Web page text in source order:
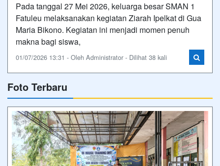
Pada tanggal 27 Mei 2026, keluarga besar SMAN 1
Fatuleu melaksanakan kegiatan Ziarah Ipelkat di Gua
Maria Bikono. Kegiatan ini menjadi momen penuh
makna bagi siswa,
01/07/2026 13:31 - Oleh Administrator - Dilihat 38 kali
Foto Terbaru